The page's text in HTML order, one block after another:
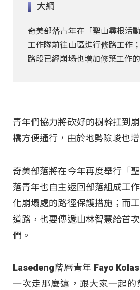
大綱
奇美部落青年在「聖山尋根活
工作隊前往山區進行修路工作
路段已經崩塌也增加修築工作
青年們協力將砍好的樹幹扛到
橋方便通行，由於地勢險峻也
奇美部落將在今年再度舉行「
落青年也自主返回部落組成工
化崩塌處的路徑保護措施；而
道路，也要傳遞山林智慧給首
們。
Lasedeng階層青年 Fayo
一次走那麼遠，跟大家一起的